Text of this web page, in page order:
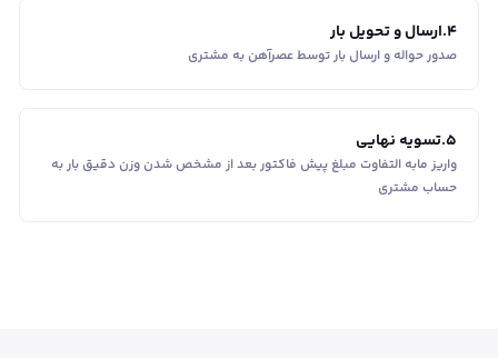
4
.ارسال و تحویل بار
صدور حواله و ارسال بار توسط عصرآهن به مشتری
5
.تسویه نهایی
واریز مابه التفاوت مبلغ پیش فاکتور بعد از مشخص شدن وزن دقیق بار به
حساب مشتری